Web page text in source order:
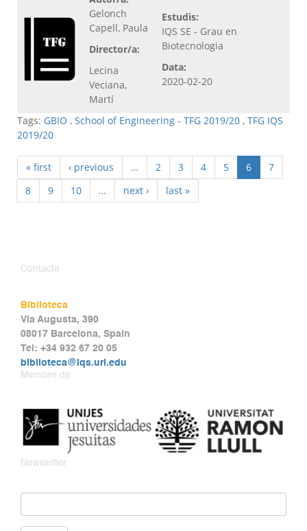
Gelonch
Capell, Paula
Director/a:
Lecina
Veciana,
Martí
Estudis:
IQS SE - Grau en
Biotecnologia
Data:
2020-02-20
Tags: GBIO , School of Engineering - TFG 2019/20 , TFG IQS
2019/20
« first ‹ previous … 2 3 4 5 6
7
8
9 10 … next › last »
Contacte
Biblioteca
Via Augusta, 390
08017 Barcelona, Spain
Tel: +34 932 67 20 05
biblioteca@iqs.url.edu
Membre de
Newsletter